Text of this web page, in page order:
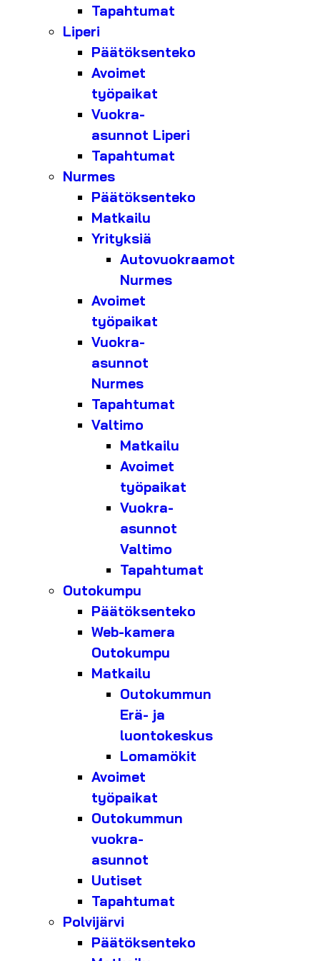
Tapahtumat
Liperi
Päätöksenteko
Avoimet
työpaikat
Vuokra-
asunnot Liperi
Tapahtumat
Nurmes
Päätöksenteko
Matkailu
Yrityksiä
Autovuokraamot
Nurmes
Avoimet
työpaikat
Vuokra-
asunnot
Nurmes
Tapahtumat
Valtimo
Matkailu
Avoimet
työpaikat
Vuokra-
asunnot
Valtimo
Tapahtumat
Outokumpu
Päätöksenteko
Web-kamera
Outokumpu
Matkailu
Outokummun
Erä- ja
luontokeskus
Lomamökit
Avoimet
työpaikat
Outokummun
vuokra-
asunnot
Uutiset
Tapahtumat
Polvijärvi
Päätöksenteko